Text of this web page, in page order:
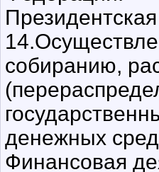
собиранию,
денежных
Финансовая